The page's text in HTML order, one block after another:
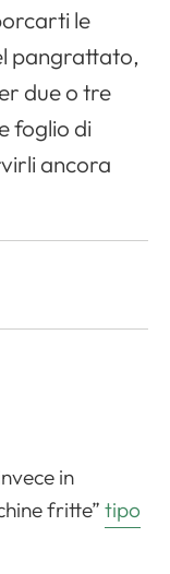
le
pangrattato,
due o tre
foglio di
ancora
in
fritte” tipo